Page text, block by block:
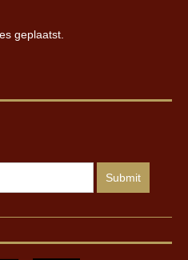
geplaatst.